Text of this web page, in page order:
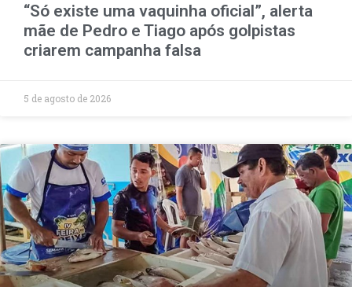
“Só existe uma vaquinha oficial”, alerta
mãe de Pedro e Tiago após golpistas
criarem campanha falsa
5 de agosto de 2026